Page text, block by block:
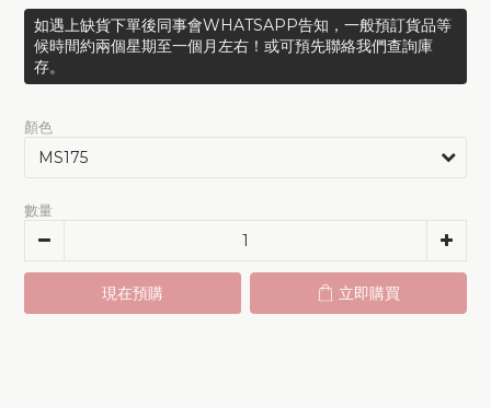
如遇上缺貨下單後同事會WHATSAPP告知，一般預訂貨品等
候時間約兩個星期至一個月左右！或可預先聯絡我們查詢庫
存。
顏色
數量
現在預購 立即購買